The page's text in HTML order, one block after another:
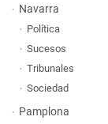
Navarra
Política
Sucesos
Tribunales
Sociedad
Pamplona